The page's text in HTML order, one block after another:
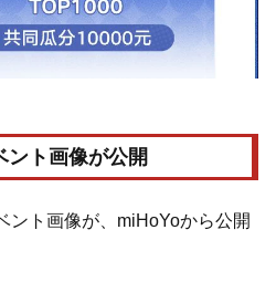
ント画像が公開
ント画像が、miHoYoから公開